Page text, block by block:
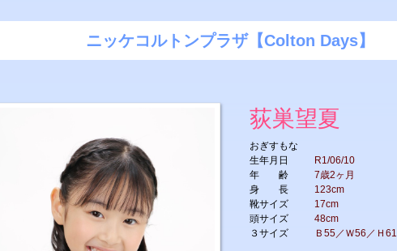
ニッケコルトンプラザ【Colton Days】
荻巣望夏
おぎすもな
生年月日
R1/06/10
年 齢
7歳2ヶ月
身 長
123cm
靴サイズ
17cm
頭サイズ
48cm
３サイズ
Ｂ55／Ｗ56／Ｈ61